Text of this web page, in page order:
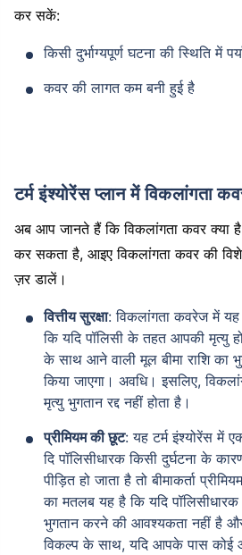
कर सकें:
किसी दुर्भाग्यपूर्ण घटना की स्थिति में
कवर की लागत कम बनी हुई है
टर्म इंश्योरेंस प्लान में विकलांगता
अब आप जानते हैं कि विकलांगता कवर
कर सकता है, आइए विकलांगता कवर की
ज़र डालें।
वित्तीय सुरक्षा: विकलांगता कवरेज में यह
कि यदि पॉलिसी के तहत आपकी मृत्यु
के साथ आने वाली मूल बीमा राशि का
किया जाएगा। अवधि। इसलिए,
मृत्यु भुगतान रद्द नहीं होता है।
प्रीमियम की छूट: यह टर्म इंश्योरेंस में
दि पॉलिसीधारक किसी दुर्घटना के
पीड़ित हो जाता है तो बीमाकर्ता
का मतलब यह है कि यदि पॉलिसीधारक
भुगतान करने की आवश्यकता नहीं है
विकल्प के साथ, यदि आपके पास कोई